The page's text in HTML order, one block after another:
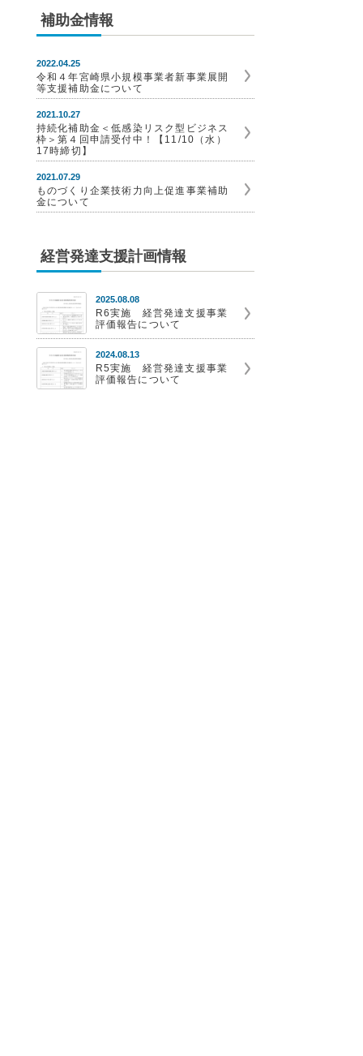
補助金情報
2022.04.25
令和４年宮崎県小規模事業者新事業展開
等支援補助金について
2021.10.27
持続化補助金＜低感染リスク型ビジネス
枠＞第４回申請受付中！【11/10（水）
17時締切】
2021.07.29
ものづくり企業技術力向上促進事業補助
金について
経営発達支援計画情報
2025.08.08
R6実施 経営発達支援事業
評価報告について
2024.08.13
R5実施 経営発達支援事業
評価報告について